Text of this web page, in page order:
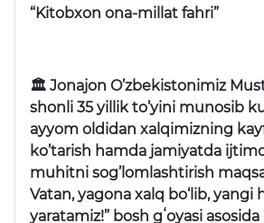
“Kitobxon ona-millat fahri”
🏛 Jonajon O’zbekistonimiz
shonli 35 yillik to’yini munosib
ayyom oldidan xalqimizning
ko’tarish hamda jamiyatda
muhitni sog’lomlashtirish
Vatan, yagona xalq bo‘lib, yangi
yaratamiz!” bosh gʻoyasi asosida